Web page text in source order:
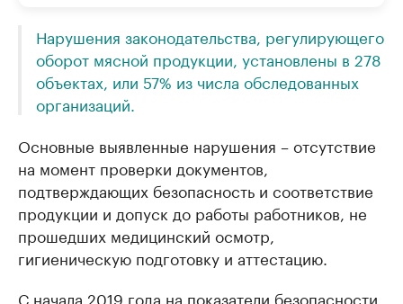
Нарушения законодательства, регулирующего
оборот мясной продукции, установлены в 278
объектах, или 57% из числа обследованных
организаций.
Основные выявленные нарушения – отсутствие
на момент проверки документов,
подтверждающих безопасность и соответствие
продукции и допуск до работы работников, не
прошедших медицинский осмотр,
гигиеническую подготовку и аттестацию.
С начала 2019 года на показатели безопасности